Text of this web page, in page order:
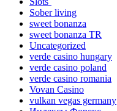
Sober living
sweet bonanza
sweet bonanza TR
Uncategorized
verde casino hungary
verde casino poland
verde casino romania
Vovan Casino
vulkan vegas germany